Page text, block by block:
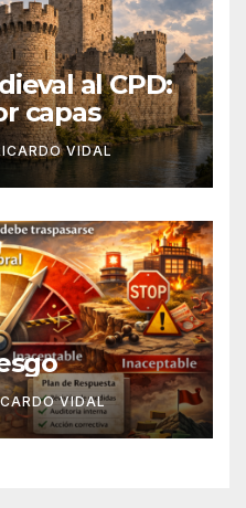
al CPD:
capas
VIDAL
VIDAL